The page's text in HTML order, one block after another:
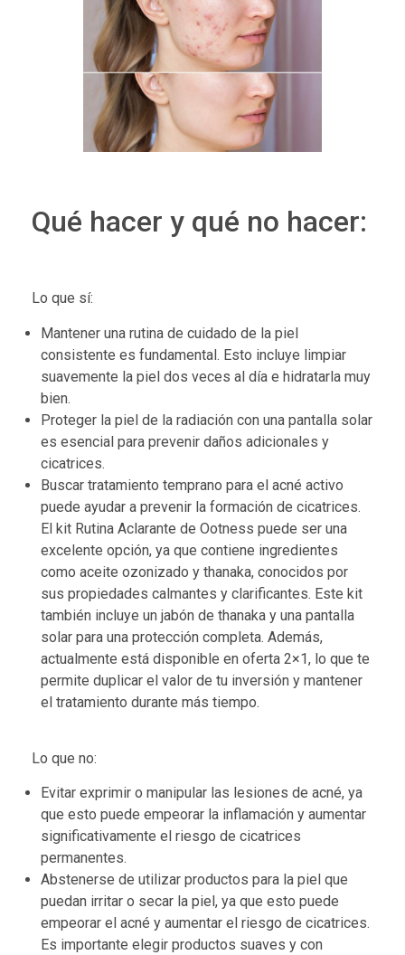
Qué hacer y qué no hacer:
Lo que sí:
Mantener una rutina de cuidado de la piel
consistente es fundamental. Esto incluye limpiar
suavemente la piel dos veces al día e hidratarla muy
bien.
Proteger la piel de la radiación con una pantalla solar
es esencial para prevenir daños adicionales y
cicatrices.
Buscar tratamiento temprano para el acné activo
puede ayudar a prevenir la formación de cicatrices.
El kit Rutina Aclarante de Ootness puede ser una
excelente opción, ya que contiene ingredientes
como aceite ozonizado y thanaka, conocidos por
sus propiedades calmantes y clarificantes. Este kit
también incluye un jabón de thanaka y una pantalla
solar para una protección completa. Además,
actualmente está disponible en oferta 2×1, lo que te
permite duplicar el valor de tu inversión y mantener
el tratamiento durante más tiempo.
Lo que no:
Evitar exprimir o manipular las lesiones de acné, ya
que esto puede empeorar la inflamación y aumentar
significativamente el riesgo de cicatrices
permanentes.
Abstenerse de utilizar productos para la piel que
puedan irritar o secar la piel, ya que esto puede
empeorar el acné y aumentar el riesgo de cicatrices.
Es importante elegir productos suaves y con